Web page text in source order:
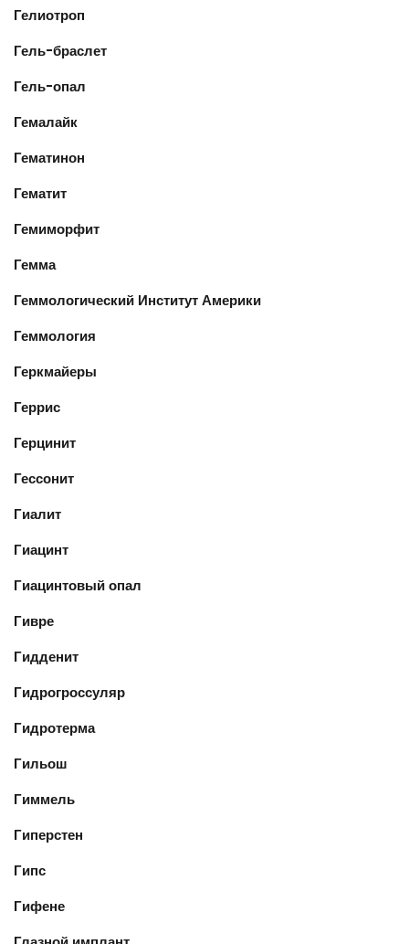
Гелиотроп
Гель-браслет
Гель-опал
Гемалайк
Гематинон
Гематит
Гемиморфит
Гемма
Геммологический Институт Америки
Геммология
Геркмайеры
Геррис
Герцинит
Гессонит
Гиалит
Гиацинт
Гиацинтовый опал
Гивре
Гидденит
Гидрогроссуляр
Гидротерма
Гильош
Гиммель
Гиперстен
Гипс
Гифене